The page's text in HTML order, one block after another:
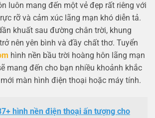
luôn mang đến một vẻ đẹp rất riêng với
rỡ và cảm xúc lãng mạn khó diễn tả.
khuất sau đường chân trời, khung
nên yên bình và đầy chất thơ. Tuyển
hình nền bầu trời hoàng hôn lãng mạn
mang đến cho bạn nhiều khoảnh khắc
màn hình điện thoại hoặc máy tính.
hình nền điện thoại ấn tượng cho